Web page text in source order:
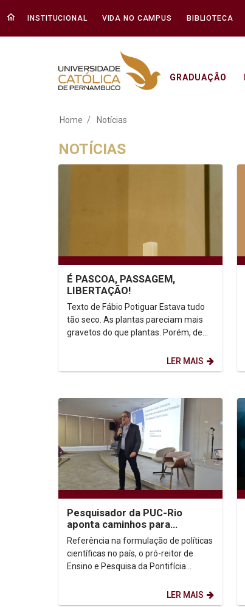
INSTITUCIONAL VIDA NO CAMPUS BIBLIOTECA
GRADUAÇÃO
Notícias - Unicap
Home Notícias
NOTÍCIAS
É PASCOA, PASSAGEM,
LIBERTAÇÃO!
Texto de Fábio Potiguar Estava tudo
tão seco. As plantas pareciam mais
gravetos do que plantas. Porém, de
LER MAIS
Pesquisador da PUC-Rio
aponta caminhos para
transformar avaliação em ação
estratégica na...
Referência na formulação de políticas
científicas no país, o pró-reitor de
Ensino e Pesquisa da Pontifícia
LER MAIS